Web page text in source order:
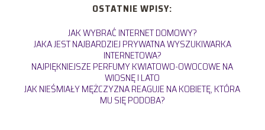
OSTATNIE WPISY:
JAK WYBRAĆ INTERNET DOMOWY?
JAKA JEST NAJBARDZIEJ PRYWATNA WYSZUKIWARKA
INTERNETOWA?
NAJPIĘKNIEJSZE PERFUMY KWIATOWO-OWOCOWE NA
WIOSNĘ I LATO
JAK NIEŚMIAŁY MĘŻCZYZNA REAGUJE NA KOBIETĘ, KTÓRA
MU SIĘ PODOBA?